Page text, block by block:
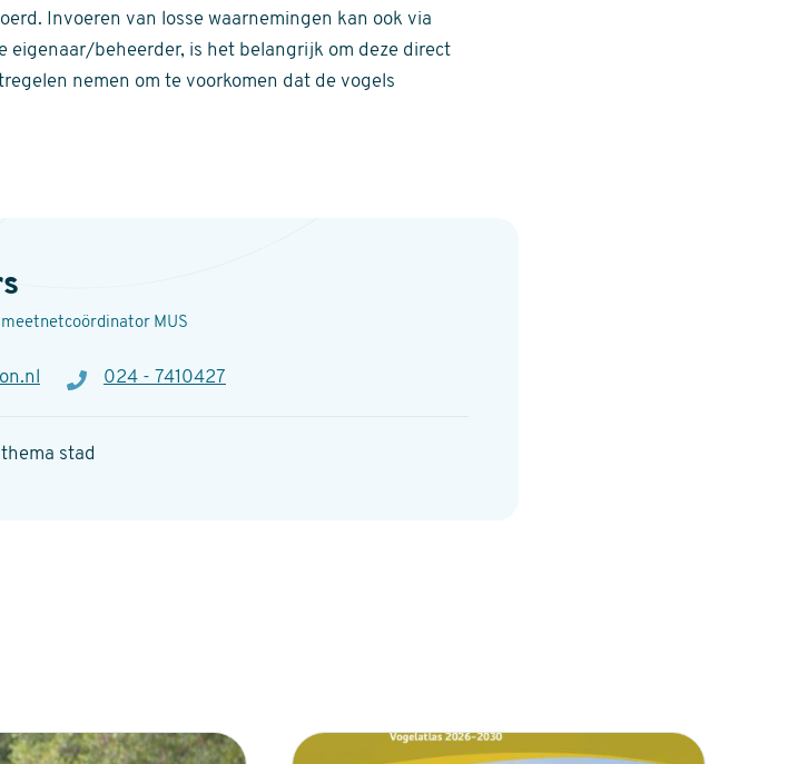
Invoeren van losse waarnemingen kan ook via
eigenaar/beheerder, is het belangrijk om deze direct
nemen om te voorkomen dat de vogels
MUS
Telefoon024 - 7410427
stad